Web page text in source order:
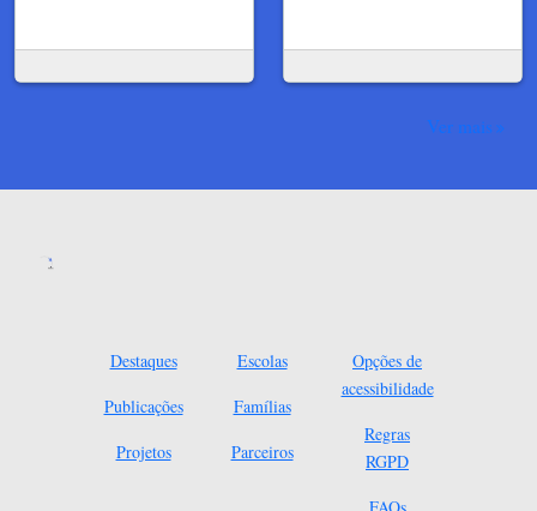
Ver mais
Destaques
Publicações
Projetos
Escolas
Famílias
Parceiros
Opções de
acessibilidade
Regras
RGPD
FAQs